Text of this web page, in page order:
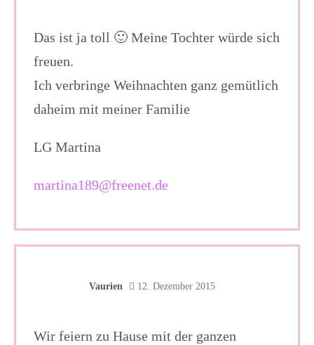
Das ist ja toll 🙂 Meine Tochter würde sich
freuen.
Ich verbringe Weihnachten ganz gemütlich
daheim mit meiner Familie
LG Martina
martina189@freenet.de
Vaurien 12. Dezember 2015
Wir feiern zu Hause mit der ganzen